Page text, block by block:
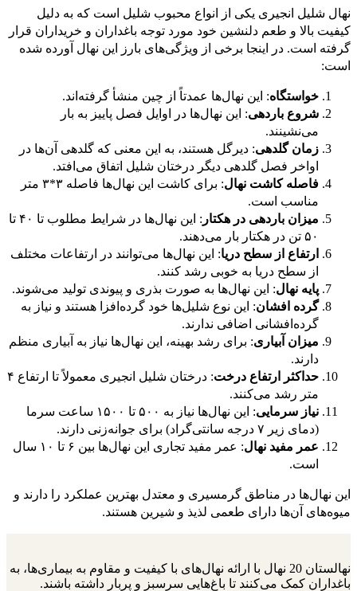
نهال شلیل انجیری یکی از انواع محبوب شلیل است که به دلیل
کیفیت بالا و طعم دلنشین خود مورد توجه باغداران و خریداران قرار
گرفته است. در اینجا برخی از ویژگی‌های بارز این نهال آورده شده
است:
خواستگاه: این نهال‌ها عمدتاً از چین منشأ گرفته‌اند.
شروع باردهی: این نهال‌ها در اوایل فصل پاییز به بار
می‌نشینند.
زمان گلدهی: دیرگل هستند، به این معنی که گلدهی آن‌ها در
اواخر فصل گلدهی دیگر درختان شلیل اتفاق می‌افتد.
فاصله کاشت نهال
: برای کاشت این نهال‌ها فاصله ۳*۳ متر
مناسب است.
میزان باردهی در هکتار
: این نهال‌ها در شرایط مطلوب تا ۴۰ تا
۵۰ تن در هکتار بار می‌دهند.
ارتفاع از سطح دریا: این نهال‌ها می‌توانند در ارتفاعات مختلف
از سطح دریا به خوبی رشد کنند.
پایه نهال: این نهال‌ها به صورت بذری و پیوندی تولید می‌شوند.
گرده افشان: این نوع شلیل‌ها خود گرده‌افزا هستند و نیاز به
گرده‌افشانی اضافی ندارند.
میزان آبیاری: برای رشد بهینه، این نهال‌ها نیاز به آبیاری منظم
دارند.
حداکثر ارتفاع درخت
: درختان شلیل انجیری معمولاً تا ارتفاع ۴
متر رشد می‌کنند.
نیاز سرمایی
: این نهال‌ها نیاز به ۵۰۰ تا ۱۵۰۰ ساعت سرما
(دمای زیر ۷ درجه سانتی‌گراد) برای جوانه‌زنی دارند.
عمر مفید نهال
: عمر مفید تجاری این نهال‌ها بین ۶ تا ۱۰ سال
است.
این نهال‌ها در مناطق گرمسیری و معتدل بهترین عملکرد را دارند و
میوه‌های آن‌ها دارای طعمی لذیذ و شیرین هستند.
نهالستان 20 نهال با ارائه نهال‌های با کیفیت و مقاوم به بیماری‌ها، به
باغداران کمک می‌کنند تا باغ‌هایی سرسبز و پربار داشته باشند.